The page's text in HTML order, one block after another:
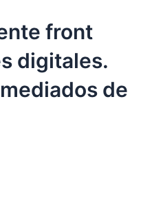
front
digitales.
de